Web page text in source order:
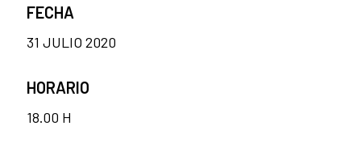
FECHA
31 JULIO 2020
HORARIO
18.00 H